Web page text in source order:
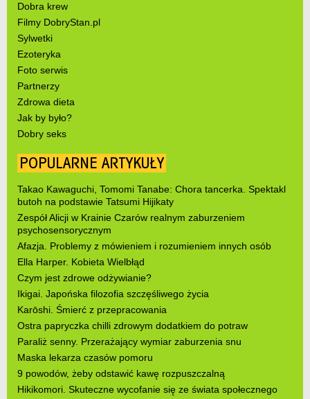
Dobra krew
Filmy DobryStan.pl
Sylwetki
Ezoteryka
Foto serwis
Partnerzy
Zdrowa dieta
Jak by było?
Dobry seks
POPULARNE ARTYKUŁY
Takao Kawaguchi, Tomomi Tanabe: Chora tancerka. Spektakl
butoh na podstawie Tatsumi Hijikaty
Zespół Alicji w Krainie Czarów realnym zaburzeniem
psychosensorycznym
Afazja. Problemy z mówieniem i rozumieniem innych osób
Ella Harper. Kobieta Wielbłąd
Czym jest zdrowe odżywianie?
Ikigai. Japońska filozofia szczęśliwego życia
Karōshi. Śmierć z przepracowania
Ostra papryczka chilli zdrowym dodatkiem do potraw
Paraliż senny. Przerażający wymiar zaburzenia snu
Maska lekarza czasów pomoru
9 powodów, żeby odstawić kawę rozpuszczalną
Hikikomori. Skuteczne wycofanie się ze świata społecznego